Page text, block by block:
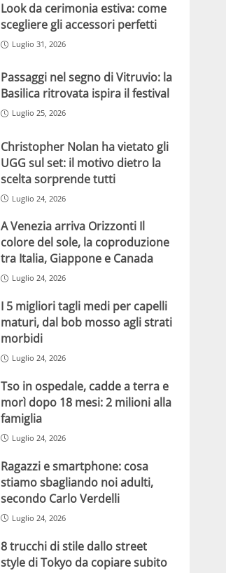
Look da cerimonia estiva: come
scegliere gli accessori perfetti
Luglio 31, 2026
Passaggi nel segno di Vitruvio: la
Basilica ritrovata ispira il festival
Luglio 25, 2026
Christopher Nolan ha vietato gli
UGG sul set: il motivo dietro la
scelta sorprende tutti
Luglio 24, 2026
A Venezia arriva Orizzonti Il
colore del sole, la coproduzione
tra Italia, Giappone e Canada
Luglio 24, 2026
I 5 migliori tagli medi per capelli
maturi, dal bob mosso agli strati
morbidi
Luglio 24, 2026
Tso in ospedale, cadde a terra e
morì dopo 18 mesi: 2 milioni alla
famiglia
Luglio 24, 2026
Ragazzi e smartphone: cosa
stiamo sbagliando noi adulti,
secondo Carlo Verdelli
Luglio 24, 2026
8 trucchi di stile dallo street
style di Tokyo da copiare subito